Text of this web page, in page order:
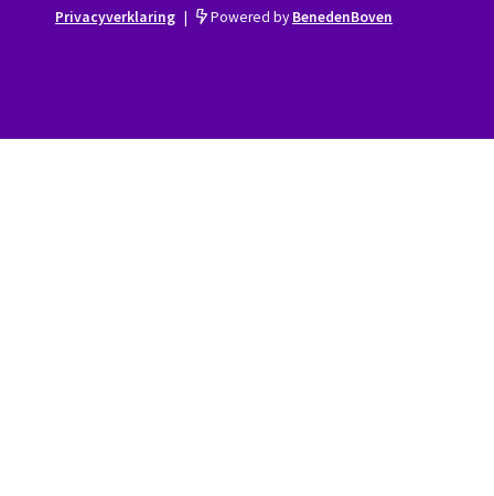
Privacyverklaring | Powered by BenedenBoven